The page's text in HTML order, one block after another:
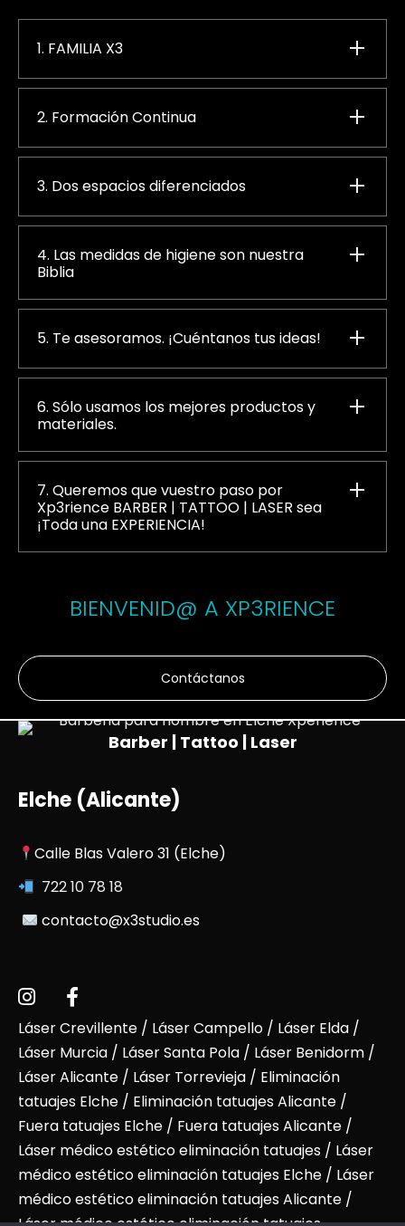
1. FAMILIA X3
2. Formación Continua
3. Dos espacios diferenciados
4. Las medidas de higiene son nuestra
Biblia
5. Te asesoramos. ¡Cuéntanos tus ideas!
6. Sólo usamos los mejores productos y
materiales.
7. Queremos que vuestro paso por
Xp3rience BARBER | TATTOO | LASER sea
¡Toda una EXPERIENCIA!
BIENVENID@ A XP3RIENCE
Contáctanos
Barber | Tattoo | Laser
Elche (Alicante)
Calle Blas Valero 31 (Elche)
722 10 78 18
contacto@x3studio.es
Láser Crevillente / Láser Campello / Láser Elda /
Láser Murcia / Láser Santa Pola / Láser Benidorm /
Láser Alicante / Láser Torrevieja / Eliminación
tatuajes Elche / Eliminación tatuajes Alicante /
Fuera tatuajes Elche / Fuera tatuajes Alicante /
Láser médico estético eliminación tatuajes / Láser
médico estético eliminación tatuajes Elche / Láser
médico estético eliminación tatuajes Alicante /